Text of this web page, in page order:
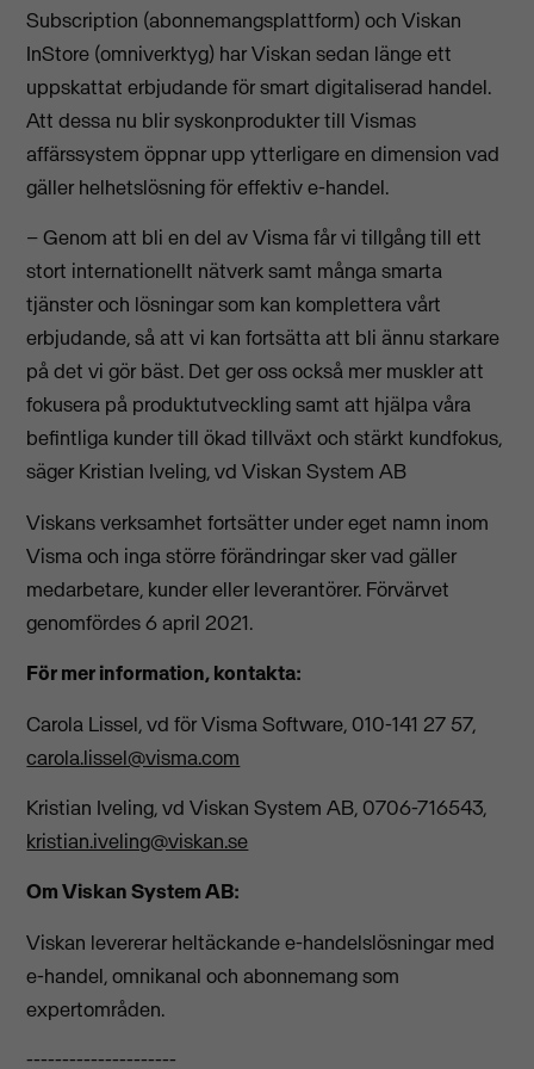
Subscription (abonnemangsplattform) och Viskan
InStore (omniverktyg) har Viskan sedan länge ett
uppskattat erbjudande för smart digitaliserad handel.
Att dessa nu blir syskonprodukter till Vismas
affärssystem öppnar upp ytterligare en dimension vad
gäller helhetslösning för effektiv e-handel.
– Genom att bli en del av Visma får vi tillgång till ett
stort internationellt nätverk samt många smarta
tjänster och lösningar som kan komplettera vårt
erbjudande, så att vi kan fortsätta att bli ännu starkare
på det vi gör bäst. Det ger oss också mer muskler att
fokusera på produktutveckling samt att hjälpa våra
befintliga kunder till ökad tillväxt och stärkt kundfokus,
säger Kristian Iveling, vd Viskan System AB
Viskans verksamhet fortsätter under eget namn inom
Visma och inga större förändringar sker vad gäller
medarbetare, kunder eller leverantörer. Förvärvet
genomfördes 6 april 2021.
För mer information, kontakta:
Carola Lissel, vd för Visma Software, 010-141 27 57,
carola.lissel@visma.com
Kristian Iveling, vd Viskan System AB, 0706-716543,
kristian.iveling@viskan.se
Om Viskan System AB:
Viskan levererar heltäckande e-handelslösningar med
e-handel, omnikanal och abonnemang som
expertområden.
---------------------